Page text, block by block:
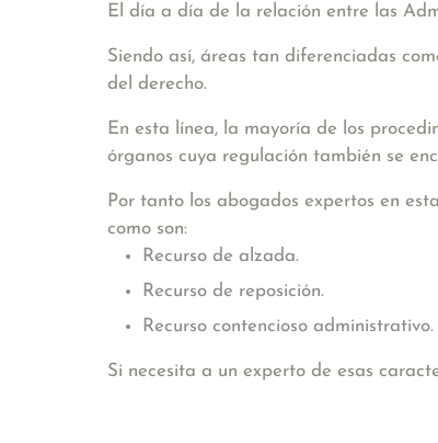
El día a día de la relación entre las
Siendo así, áreas tan diferenciadas
del derecho.
En esta línea, la mayoría de los
órganos cuya regulación también se
Por tanto los abogados expertos en
como son:
Recurso de alzada.
Recurso de reposición.
Recurso contencioso administrativo.
Si necesita a un experto de esas